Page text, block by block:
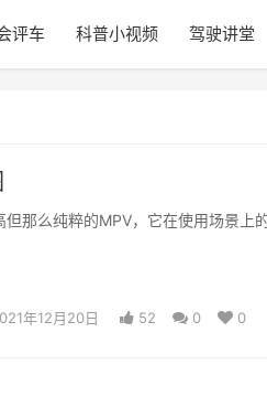
评车 科普小视频 驾驶讲堂
那么纯粹的MPV，它在使用场景上
年12月20日 52 0 0